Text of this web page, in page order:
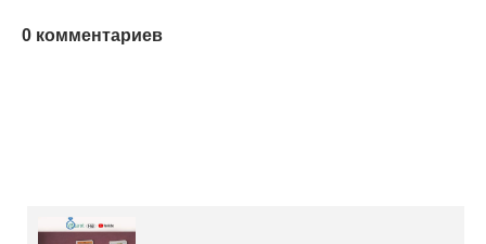
0 комментариев